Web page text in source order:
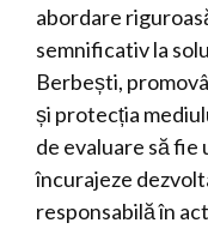
abordare
semnificativ la
Berbești,
și protecția
de evaluare să fie
încurajeze
responsabilă în